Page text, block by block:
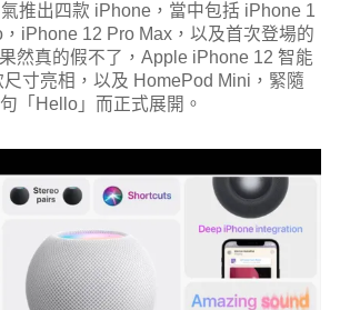
推出四款 iPhone，當中包括 iPhone 1
iPhone 12 Pro Max，以及首次登場的
然真的假不了，Apple iPhone 12 智能
寸亮相，以及 HomePod Mini，緊隨
「Hello」而正式展開。